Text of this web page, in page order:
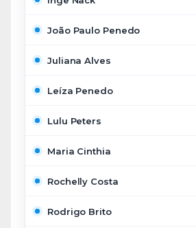
João Paulo Penedo
Juliana Alves
Leíza Penedo
Lulu Peters
Maria Cinthia
Rochelly Costa
Rodrigo Brito